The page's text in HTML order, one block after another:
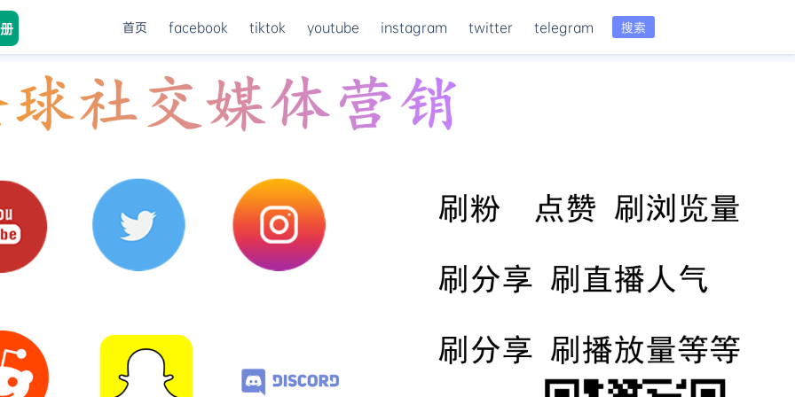
搜索
首页 facebook tiktok youtube instagram twitter telegram